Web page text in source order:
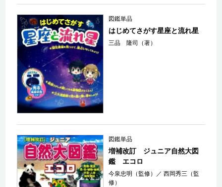
図鑑単品
はじめてさがす星座と流れ星
三品 隆司（著）
図鑑単品
増補改訂 ジュニア自然大図
鑑 エコロ
今泉忠明（監修） ／西岡秀三（監
修）